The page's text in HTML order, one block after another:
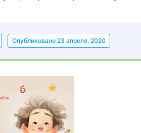
Опубликовано 23 апреля, 2020